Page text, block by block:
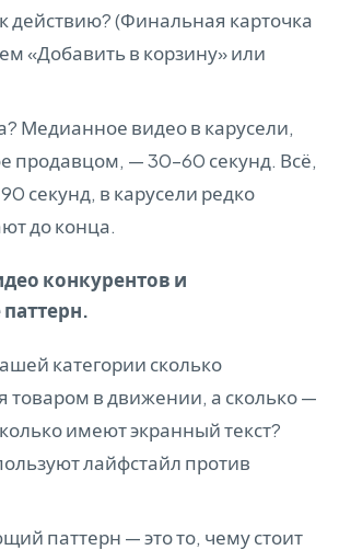
действию? (Финальная карточка
«Добавить в корзину» или
Медианное видео в карусели,
продавцом, — 30–60 секунд. Всё,
секунд, в карусели редко
до конца.
конкурентов и
категории сколько
товаром в движении, а сколько —
имеют экранный текст?
лайфстайл против
паттерн — это то, чему стоит